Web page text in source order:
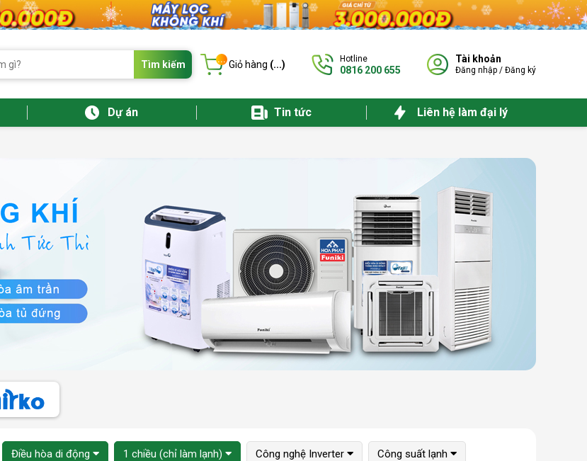
Tìm kiếm ... Giỏ hàng (...) Hotline
0816 200 655
Tài khoản
Đăng nhập / Đăng ký
Dự án Tin tức Liên hệ làm đại lý
Điều hòa di động 1 chiều (chỉ làm lạnh) Công nghệ Inverter Công suất lạnh